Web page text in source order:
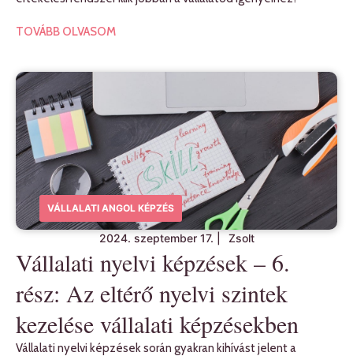
TOVÁBB OLVASOM
VÁLLALATI ANGOL KÉPZÉS
2024. szeptember 17. Zsolt
Vállalati nyelvi képzések – 6.
rész: Az eltérő nyelvi szintek
kezelése vállalati képzésekben
Vállalati nyelvi képzések során gyakran kihívást jelent a